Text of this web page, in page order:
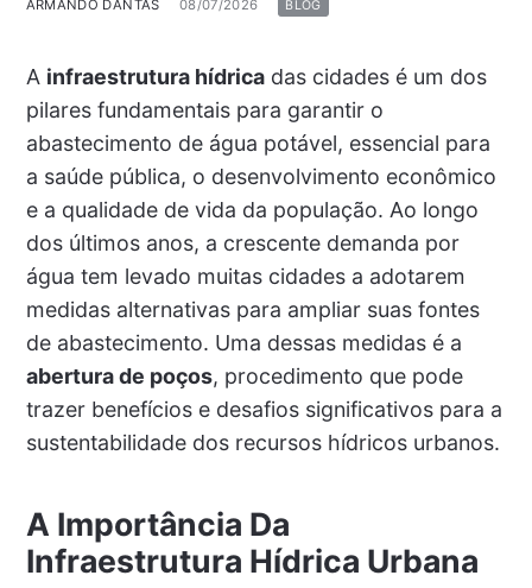
ARMANDO DANTAS 08/07/2026 BLOG
A infraestrutura hídricadas cidades é um dos
pilares fundamentais para garantir o
abastecimento de água potável, essencial para
a saúde pública, o desenvolvimento econômico
e a qualidade de vida da população. Ao longo
dos últimos anos, a crescente demanda por
água tem levado muitas cidades a adotarem
medidas alternativas para ampliar suas fontes
de abastecimento. Uma dessas medidas é a
abertura de poços, procedimento que pode
trazer benefícios e desafios significativos para a
sustentabilidade dos recursos hídricos urbanos.
A Importância Da
Infraestrutura Hídrica Urbana